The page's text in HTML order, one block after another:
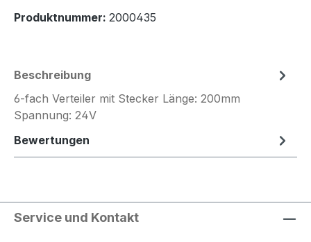
Produktnummer: 2000435
Beschreibung
6-fach Verteiler mit Stecker Länge: 200mm
Spannung: 24V
Bewertungen
Service und Kontakt